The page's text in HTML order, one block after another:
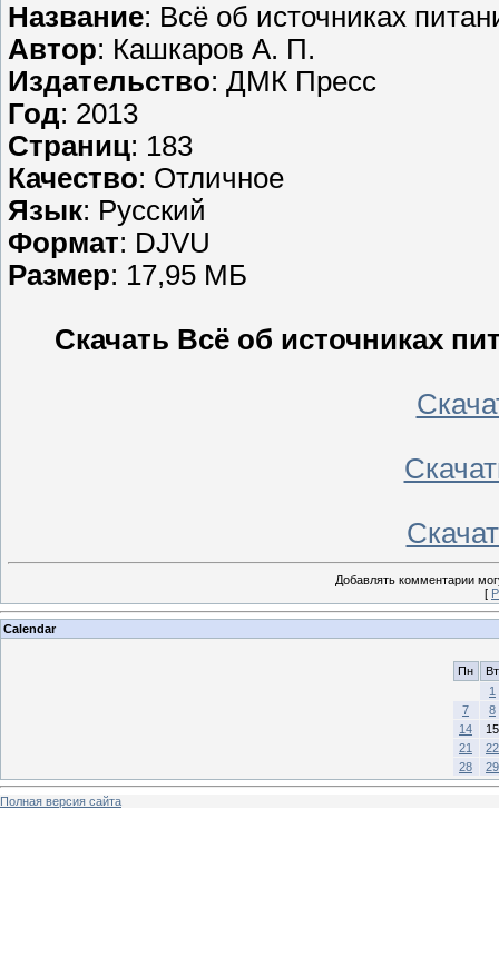
Название: Всё об источниках
Автор: Кашкаров А. П.
Издательство: ДМК Пресс
Год: 2013
Страниц: 183
Качество: Отличное
Язык: Русский
Формат: DJVU
Размер: 17,95 МБ
Скачать Всё об источниках
Добавлять комментарии
[
Calendar
Пн
Вт
1
7
8
14
15
21
22
28
29
Полная версия сайта